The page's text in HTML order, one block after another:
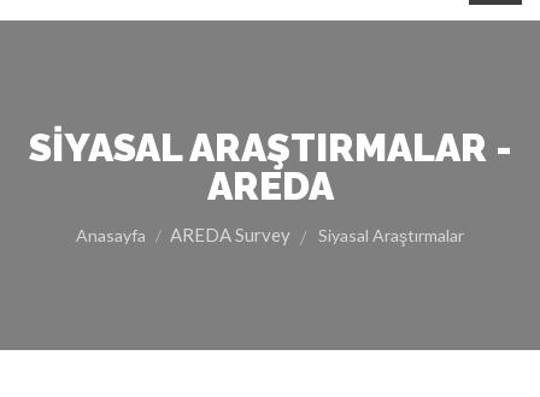
SIYASAL ARAŞTIRMALAR -
AREDA
Anasayfa AREDA Survey Siyasal Araştırmalar